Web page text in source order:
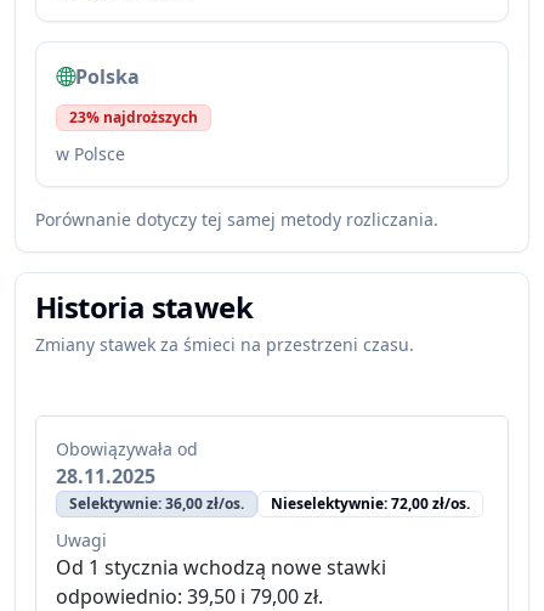
Polska
23% najdroższych
w Polsce
Porównanie dotyczy tej samej metody rozliczania.
Historia stawek
Zmiany stawek za śmieci na przestrzeni czasu.
Obowiązywała od
28.11.2025
Selektywnie: 36,00 zł/os. Nieselektywnie: 72,00 zł/os.
Uwagi
Od 1 stycznia wchodzą nowe stawki
odpowiednio: 39,50 i 79,00 zł.